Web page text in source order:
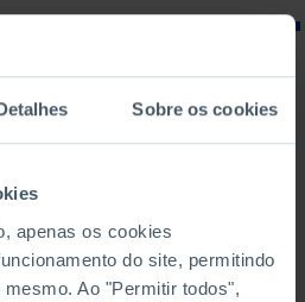
Sobre os cookies
apenas os cookies
do site, permitindo
Ao "Permitir todos",
a entre aspas